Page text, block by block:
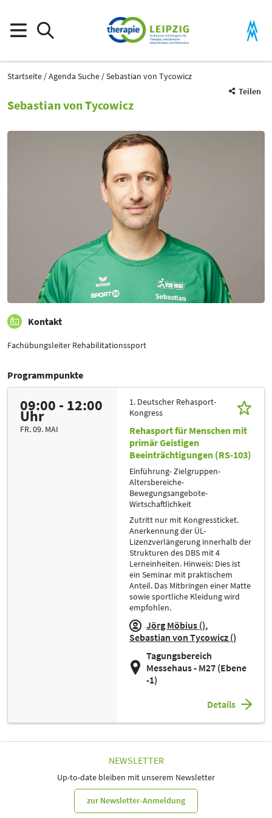
Startseite Agenda Suche
Sebastian von Tycowicz
Teilen
Sebastian von Tycowicz
Kontakt
Fachübungsleiter Rehabilitationssport
Programmpunkte
09:00 - 12:00
Uhr
FR. 09. MAI
1. Deutscher Rehasport-
Kongress
Rehasport für Menschen mit
primär Geistigen
Beeinträchtigungen (RS-103)
Einführung- Zielgruppen-
Altersbereiche-
Bewegungsangebote-
Wirtschaftlichkeit
Zutritt nur mit Kongressticket.
Anerkennung der ÜL-
Lizenzverlängerung innerhalb der
Strukturen des DBS mit 4
Lerneinheiten. Hinweis: Dies ist
ein Seminar mit praktischem
Anteil. Das Mitbringen einer Matte
sowie sportliche Kleidung wird
empfohlen.
Jörg Möbius ()
Sebastian von Tycowicz ()
Tagungsbereich
Messehaus - M27 (Ebene
-1)
Details
NEWSLETTER
Up-to-date bleiben mit unserem Newsletter
zur Newsletter-Anmeldung